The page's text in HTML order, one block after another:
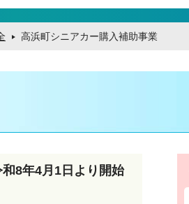
高浜町シニアカー購入補助事業
8年4月1日より開始